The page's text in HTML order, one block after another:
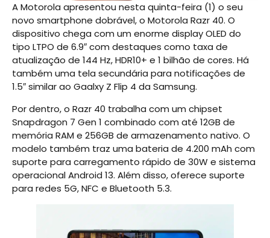
A Motorola apresentou nesta quinta-feira (1) o seu
novo smartphone dobrável, o Motorola Razr 40. O
dispositivo chega com um enorme display OLED do
tipo LTPO de 6.9″ com destaques como taxa de
atualização de 144 Hz, HDR10+ e 1 bilhão de cores. Há
também uma tela secundária para notificações de
1.5″ similar ao Gaalxy Z Flip 4 da Samsung.
Por dentro, o Razr 40 trabalha com um chipset
Snapdragon 7 Gen 1 combinado com até 12GB de
memória RAM e 256GB de armazenamento nativo. O
modelo também traz uma bateria de 4.200 mAh com
suporte para carregamento rápido de 30W e sistema
operacional Android 13. Além disso, oferece suporte
para redes 5G, NFC e Bluetooth 5.3.